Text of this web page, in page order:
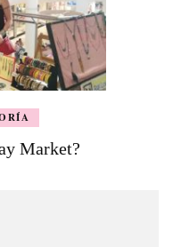
Market?